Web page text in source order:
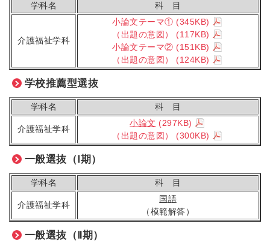
学科名 科 目
介護福祉学科
小論文テーマ① (345KB)
（出題の意図）
(117KB)
小論文テーマ② (151KB)
（出題の意図）
(124KB)
学校推薦型選抜
学科名 科 目
介護福祉学科
小論文 (297KB)
（出題の意図）
(300KB)
一般選抜（Ⅰ期）
学科名 科 目
介護福祉学科
国語
（模範解答）
一般選抜（Ⅱ期）